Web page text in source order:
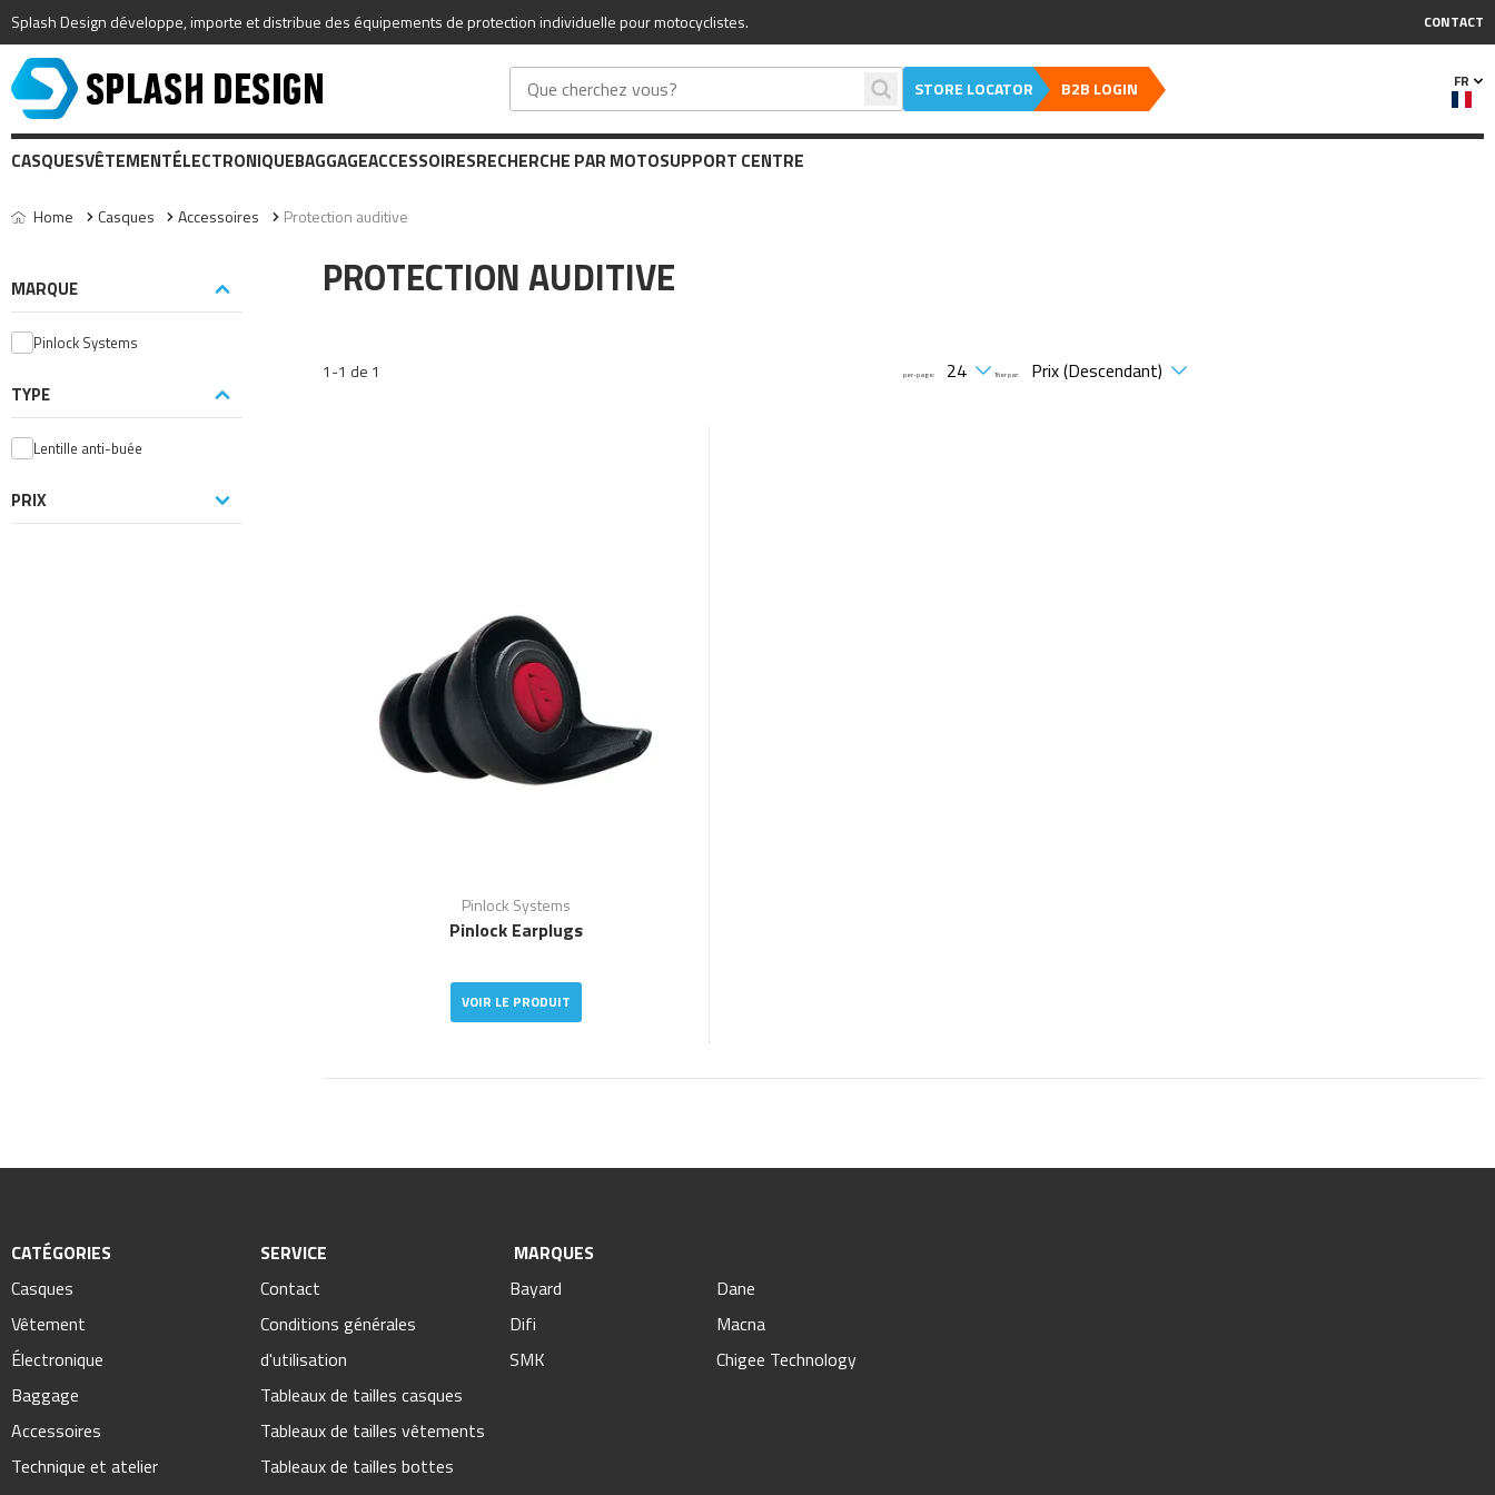
Splash Design développe, importe et distribue des équipements de protection individuelle pour motocyclistes. CONTACT
STORE LOCATOR B2B LOGIN FR
CASQUESVÊTEMENTÉLECTRONIQUEBAGGAGEACCESSOIRESRECHERCHE PAR MOTOSUPPORT CENTRE
Home Casques Accessoires Protection auditive
MARQUE
Pinlock Systems
TYPE
Lentille anti-buée
PRIX
PROTECTION AUDITIVE
1-1 de 1 per-page: Trier par:
Pinlock Systems
Pinlock Earplugs
VOIR LE PRODUIT
CATÉGORIES
Casques
Vêtement
Électronique
Baggage
Accessoires
Technique et atelier
SERVICE
Contact
Conditions générales
d'utilisation
Tableaux de tailles casques
Tableaux de tailles vêtements
Tableaux de tailles bottes
MARQUES
Bayard
Dane
Difi
Macna
SMK
Chigee Technology